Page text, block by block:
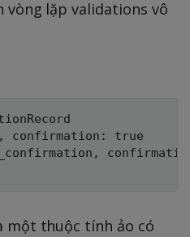
vòng lặp validations vô
confirmation: true
một thuộc tính ảo có